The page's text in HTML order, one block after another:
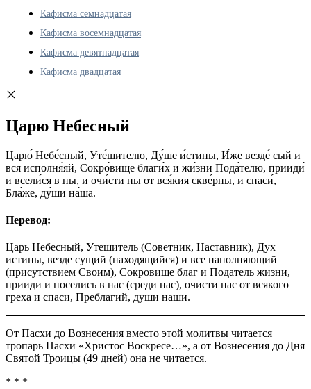
Кафисма семнадцатая
Кафисма восемнадцатая
Кафисма девятнадцатая
Кафисма двадцатая
Царю Небесный
Царю́ Небе́сный, Уте́шителю, Ду́ше и́стины, И́же везде́ сый и
вся исполня́яй, Сокро́вище благи́х и жи́зни Пода́телю, прииди́
и всели́ся в ны, и очи́сти ны от вся́кия скве́рны, и спаси́,
Бла́же, ду́ши на́ша.
Перевод:
Царь Небесный, Утешитель (Советник, Наставник), Дух
истины, везде сущий (находящийся) и все наполняющий
(присутствием Своим), Сокровище благ и Податель жизни,
прииди и поселись в нас (среди нас), очисти нас от всякого
греха и спаси, Преблагий, души наши.
От Пасхи до Вознесения вместо этой молитвы читается
тропарь Пасхи «Христос Воскресе…», а от Вознесения до Дня
Святой Троицы (49 дней) она не читается.
* * *